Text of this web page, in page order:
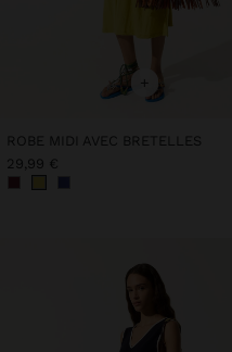
+
ROBE MIDI AVEC BRETELLES
29,99 €